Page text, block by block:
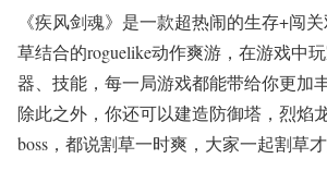
《疾风剑魂》是一款超热闹的生存+闯
草结合的roguelike动作爽游，在游戏中
器、技能，每一局游戏都能带给你更加
除此之外，你还可以建造防御塔，烈焰
boss，都说割草一时爽，大家一起割草